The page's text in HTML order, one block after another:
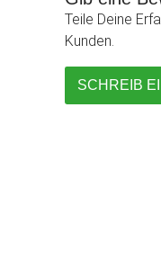
Teile Deine
Kunden.
SCHREIB